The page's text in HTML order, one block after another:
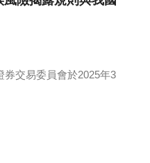
券交易委員會於2025年3